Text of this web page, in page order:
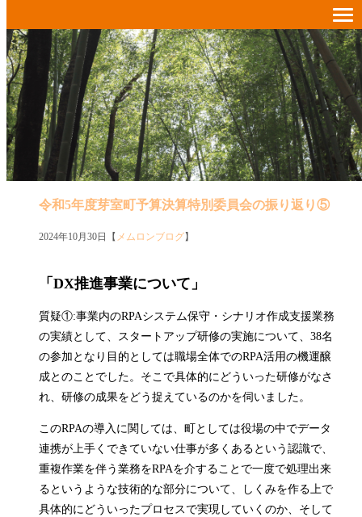
令和5年度芽室町予算決算特別委員会の振り返り⑤
2024年10月30日【 メムロンブログ】
「DX推進事業について」
質疑①:事業内のRPAシステム保守・シナリオ作成支援業務
の実績として、スタートアップ研修の実施について、38名
の参加となり目的としては職場全体でのRPA活用の機運醸
成とのことでした。そこで具体的にどういった研修がなさ
れ、研修の成果をどう捉えているのかを伺いました。
このRPAの導入に関しては、町としては役場の中でデータ
連携が上手くできていない仕事が多くあるという認識で、
重複作業を伴う業務をRPAを介することで一度で処理出来
るというような技術的な部分について、しくみを作る上で
具体的にどういったプロセスで実現していくのか、そして